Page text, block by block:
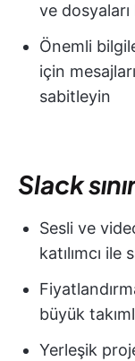
ve dosyaları
Önemli
için
sabitleyin
Slack
Sesli ve
katılımcı ile
büyük
Yerleşik